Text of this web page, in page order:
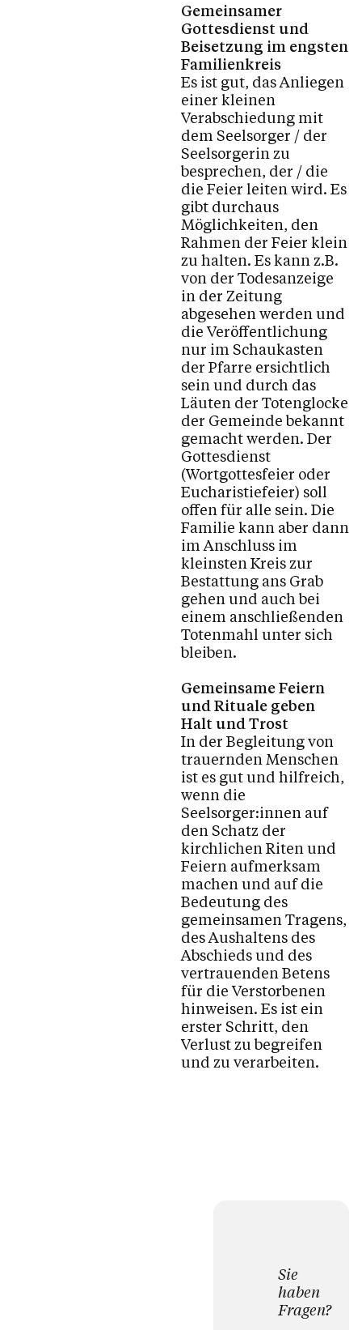
Gemeinsamer
Gottesdienst und
Beisetzung im engsten
Familienkreis
Es ist gut, das Anliegen
einer kleinen
Verabschiedung mit
dem Seelsorger / der
Seelsorgerin zu
besprechen, der / die
die Feier leiten wird. Es
gibt durchaus
Möglichkeiten, den
Rahmen der Feier klein
zu halten. Es kann z.B.
von der Todesanzeige
in der Zeitung
abgesehen werden und
die Veröffentlichung
nur im Schaukasten
der Pfarre ersichtlich
sein und durch das
Läuten der Totenglocke
der Gemeinde bekannt
gemacht werden. Der
Gottesdienst
(Wortgottesfeier oder
Eucharistiefeier) soll
offen für alle sein. Die
Familie kann aber dann
im Anschluss im
kleinsten Kreis zur
Bestattung ans Grab
gehen und auch bei
einem anschließenden
Totenmahl unter sich
bleiben.
Gemeinsame Feiern
und Rituale geben
Halt und Trost
In der Begleitung von
trauernden Menschen
ist es gut und hilfreich,
wenn die
Seelsorger:innen auf
den Schatz der
kirchlichen Riten und
Feiern aufmerksam
machen und auf die
Bedeutung des
gemeinsamen Tragens,
des Aushaltens des
Abschieds und des
vertrauenden Betens
für die Verstorbenen
hinweisen. Es ist ein
erster Schritt, den
Verlust zu begreifen
und zu verarbeiten.
Sie
haben
Fragen?